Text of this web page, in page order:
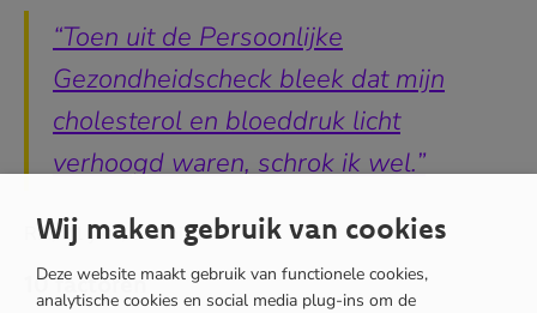
‘Ik zie mensen weer lachen’
Mijn voertuig en ik
“Toen uit de Persoonlijke
Gezondheidscheck bleek dat mijn
cholesterol en bloeddruk licht
verhoogd waren, schrok ik wel.”
Rik, 21 jaar, technicus
10 factoren
Wij maken gebruik van cookies
Deze website maakt gebruik van functionele cookies,
analytische cookies en social media plug-ins om de